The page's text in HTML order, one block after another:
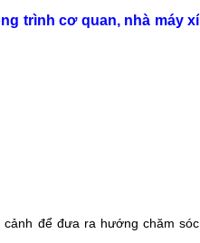
trình cơ quan, nhà máy xí
để đưa ra hướng chăm sóc